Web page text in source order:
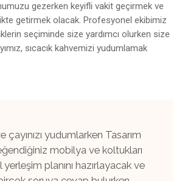
gezerken keyifli vakit geçirmek ve
getirmek olacak. Profesyonel ekibimiz
seçiminde size yardımcı olurken size
sıcacık kahvemizi yudumlamak
çayınızı yudumlarken Tasarım
mobilya ve koltukları
planını hazırlayacak ve